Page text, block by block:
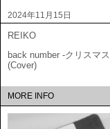
2024年11月15日
REIKO
back number -クリスマ
(Cover)
MORE INFO